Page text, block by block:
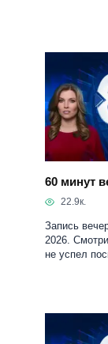
60 минут
22.9к.
Запись
2026.
не успел